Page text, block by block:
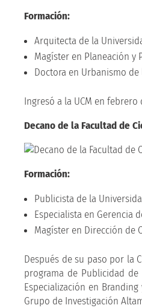
Formación:
Arquitecta de la
Magíster en Planeación
Doctora en Urbanismo
Ingresó a la UCM en
Decano de la Facultad de
Formación:
Publicista de la
Especialista en Gerencia
Magíster en Dirección de
Después de su paso por la
programa de Publicidad de
Especialización en
Grupo de Investigación